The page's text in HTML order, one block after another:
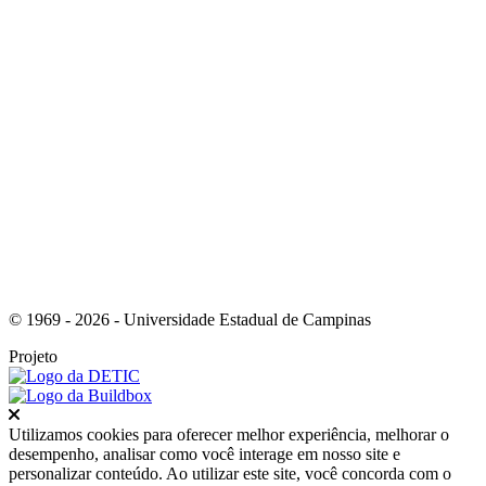
© 1969 - 2026 - Universidade Estadual de Campinas
Projeto
Fechar
Utilizamos cookies para oferecer melhor experiência, melhorar o
desempenho, analisar como você interage em nosso site e
personalizar conteúdo. Ao utilizar este site, você concorda com o